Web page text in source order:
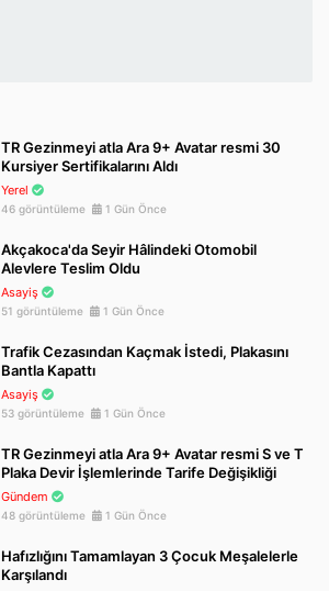
TR Gezinmeyi atla Ara 9+ Avatar resmi 30
Kursiyer Sertifikalarını Aldı
Yerel
46 görüntüleme 1 Gün Önce
Akçakoca'da Seyir Hâlindeki Otomobil
Alevlere Teslim Oldu
Asayiş
51 görüntüleme 1 Gün Önce
Trafik Cezasından Kaçmak İstedi, Plakasını
Bantla Kapattı
Asayiş
53 görüntüleme 1 Gün Önce
TR Gezinmeyi atla Ara 9+ Avatar resmi S ve T
Plaka Devir İşlemlerinde Tarife Değişikliği
Gündem
48 görüntüleme 1 Gün Önce
Hafızlığını Tamamlayan 3 Çocuk Meşalelerle
Karşılandı